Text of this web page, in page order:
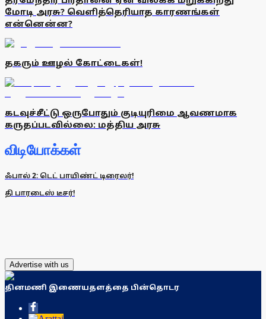
மோடி அரசு? வெளித்தெரியாத காரணங்கள்
என்னென்ன?
தகரும் ஊழல் கோட்டைகள்!
கடவுச்சீட்டு ஒருபோதும் குடியுரிமை ஆவணமாக
கருதப்படவில்லை: மத்திய அரசு
விடியோக்கள்
ஃபால் 2: டெட் பாயிண்ட் டிரைலர்!
தி பாரடைஸ் டீசர்!
Advertise with us
தினமணி இணையதளத்தை பின்தொடர